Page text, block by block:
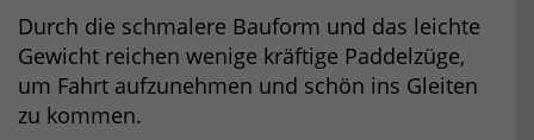
Durch die schmalere Bauform und das leichte
Gewicht reichen wenige kräftige Paddelzüge,
um Fahrt aufzunehmen und schön ins Gleiten
zu kommen.